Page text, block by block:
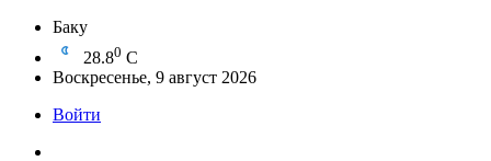
Баку
28.80 C
Воскресенье, 9 август 2026
Войти